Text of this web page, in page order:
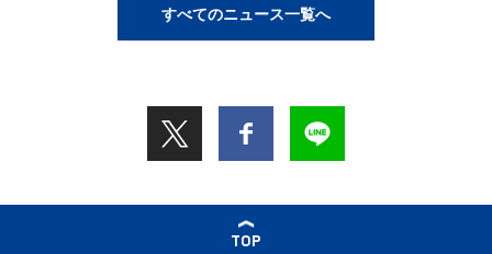
すべてのニュース一覧へ
TOP